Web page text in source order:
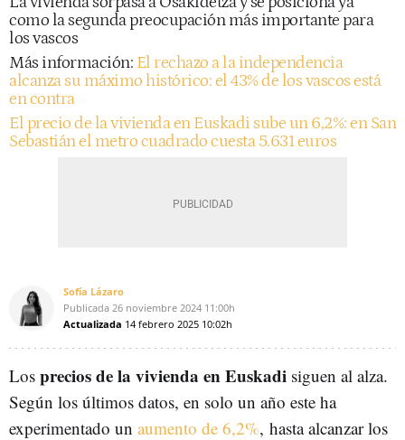
como la segunda preocupación más importante para
los vascos
Más información: El rechazo a la independencia
alcanza su máximo histórico: el 43% de los vascos está
en contra
El precio de la vivienda en Euskadi sube un 6,2%: en San
Sebastián el metro cuadrado cuesta 5.631 euros
Sofía Lázaro
Publicada 26 noviembre 2024 11:00h
Actualizada 14 febrero 2025 10:02h
Los precios de la vivienda en Euskadi siguen al alza.
Según los últimos datos, en solo un año este ha
experimentado un aumento de 6,2%, hasta alcanzar los